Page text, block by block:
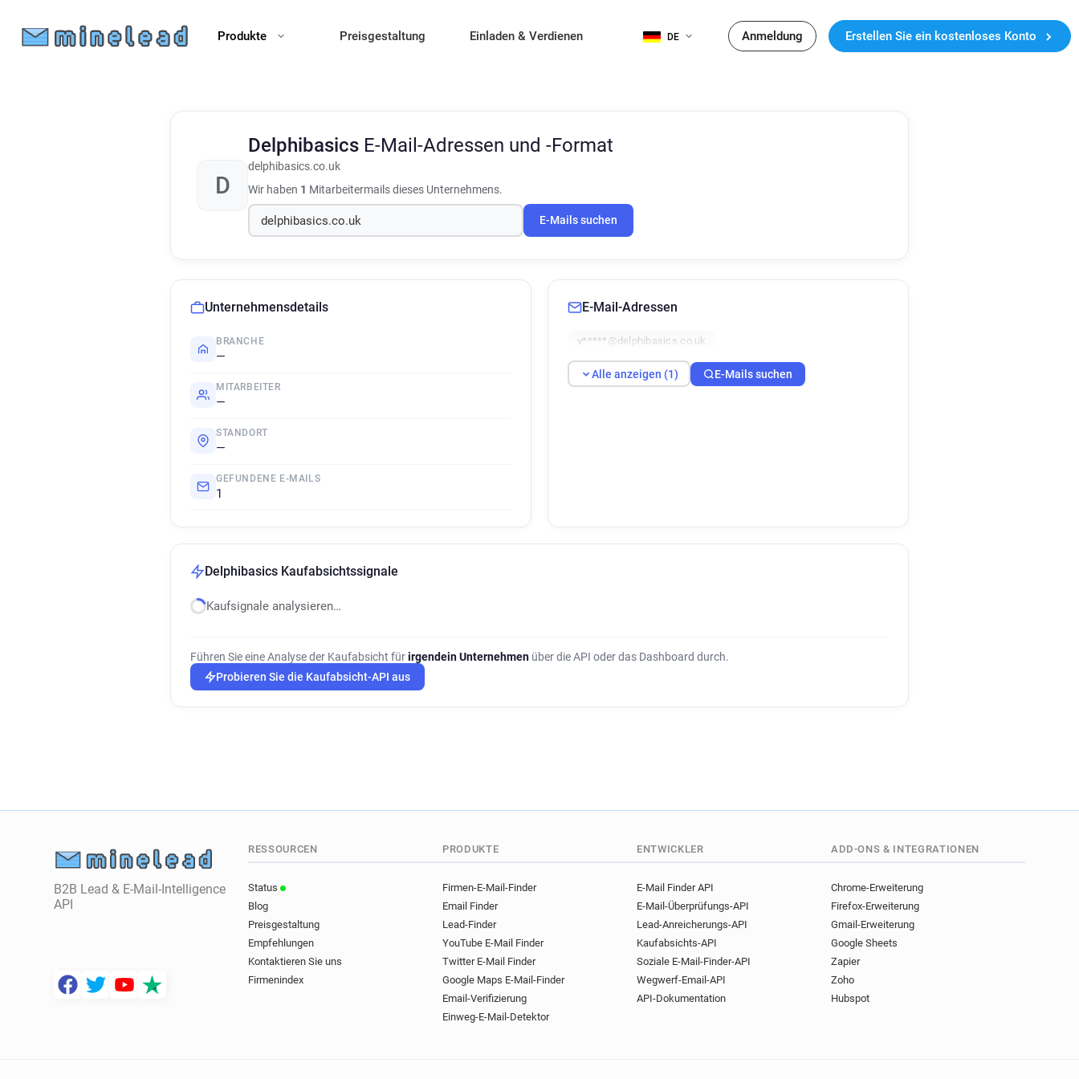
Produkte Preisgestaltung Einladen & Verdienen DE Anmeldung Erstellen Sie ein kostenloses Konto
D
Delphibasics E-Mail-Adressen und -Format
delphibasics.co.uk
Wir haben 1 Mitarbeitermails dieses Unternehmens.
E-Mails suchen
Unternehmensdetails
BRANCHE
—
MITARBEITER
—
STANDORT
—
GEFUNDENE E-MAILS
1
E-Mail-Adressen
v*****@delphibasics.co.uk
Alle anzeigen (1) E-Mails suchen
Delphibasics Kaufabsichtssignale
Kaufsignale analysieren…
Führen Sie eine Analyse der Kaufabsicht fürirgendein Unternehmen über die API oder das Dashboard durch.
Probieren Sie die Kaufabsicht-API aus
B2B Lead & E-Mail-Intelligence
API
RESSOURCEN
Status
Blog
Preisgestaltung
Empfehlungen
Kontaktieren Sie uns
Firmenindex
PRODUKTE
Firmen-E-Mail-Finder
Email Finder
Lead-Finder
YouTube E-Mail Finder
Twitter E-Mail Finder
Google Maps E-Mail-Finder
Email-Verifizierung
Einweg-E-Mail-Detektor
ENTWICKLER
E-Mail Finder API
E-Mail-Überprüfungs-API
Lead-Anreicherungs-API
Kaufabsichts-API
Soziale E-Mail-Finder-API
Wegwerf-Email-API
API-Dokumentation
ADD-ONS & INTEGRATIONEN
Chrome-Erweiterung
Firefox-Erweiterung
Gmail-Erweiterung
Google Sheets
Zapier
Zoho
Hubspot